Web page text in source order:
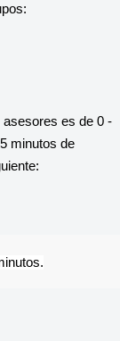
es de 0 -
minutos de